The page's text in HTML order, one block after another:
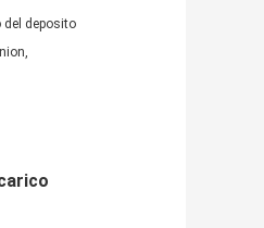
del deposito